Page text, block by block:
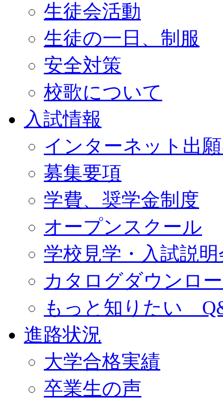
生徒会活動
生徒の一日、制服
安全対策
校歌について
入試情報
インターネット出
募集要項
学費、奨学金制度
オープンスクール
学校見学・入試説明
カタログダウンロ
もっと知りたい
進路状況
大学合格実績
卒業生の声